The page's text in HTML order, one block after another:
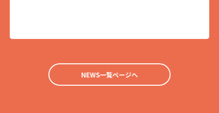
NEWS一覧ページへ